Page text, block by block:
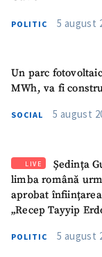
POLITIC 5 august
Un parc
MWh, va fi
SOCIAL 5 august
LIVE
Ședința
limba română
aprobat
„Recep Tayyip
POLITIC 5 august